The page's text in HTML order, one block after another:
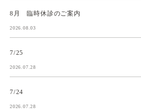
8月 臨時休診のご案内
2026.08.03
7/25
2026.07.28
7/24
2026.07.28